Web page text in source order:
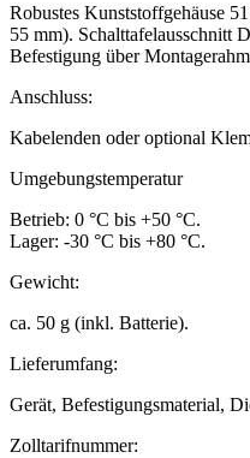
Robustes Kunststoffgehäuse
55 mm). Schalttafelausschnitt
Befestigung über
Anschluss:
Kabelenden oder optional
Umgebungstemperatur
Betrieb: 0 °C bis +50 °C.
Lager: -30 °C bis +80 °C.
Gewicht:
ca. 50 g (inkl. Batterie).
Lieferumfang:
Gerät, Befestigungsmaterial,
Zolltarifnummer: